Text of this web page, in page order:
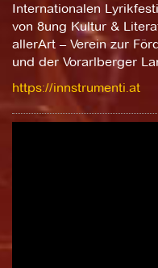
Internationalen
von 8ung Kultur &
allerArt – Verein zur
und der Vorarlberger
https://innstrumenti.at